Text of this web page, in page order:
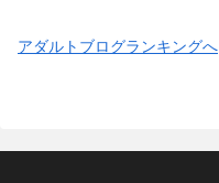
アダルトブログランキングへ